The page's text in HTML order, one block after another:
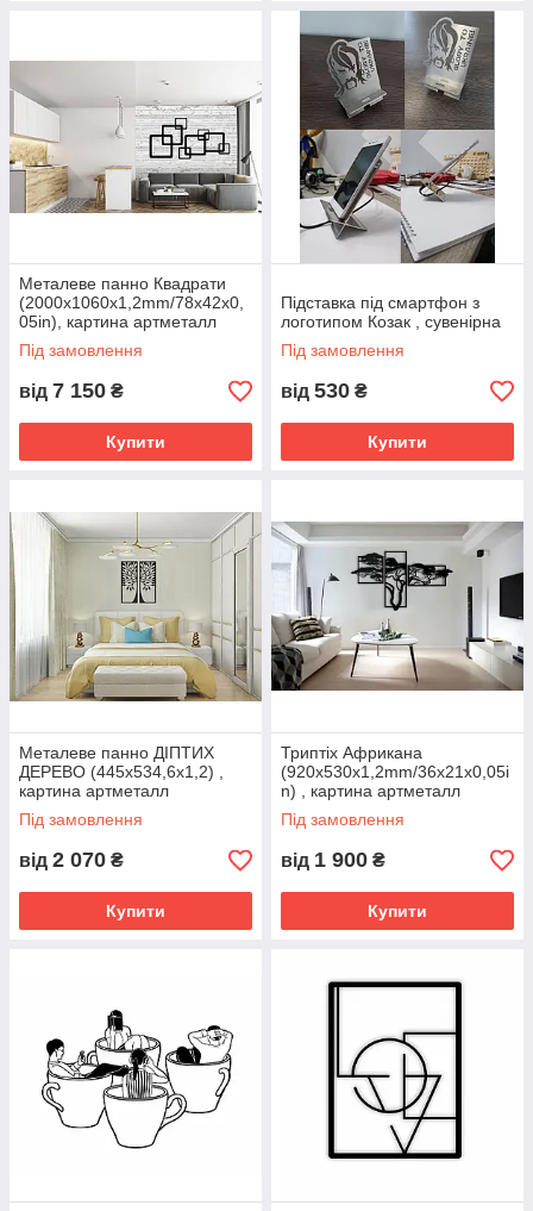
Металеве панно Квадрати
(2000х1060x1,2mm/78x42x0,
05in), картина артметалл
Під замовлення
від 7 150 ₴
Купити
Підставка під смартфон з
логотипом Козак , сувенірна
Під замовлення
від 530 ₴
Купити
Металеве панно ДІПТИХ
ДЕРЕВО (445х534,6х1,2) ,
картина артметалл
Під замовлення
від 2 070 ₴
Купити
Триптіх Африкана
(920х530x1,2mm/36x21x0,05i
n) , картина артметалл
Під замовлення
від 1 900 ₴
Купити